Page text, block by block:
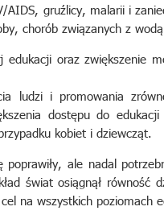
gruźlicy, malarii i
chorób związanych z
oraz zwiększenie
ludzi i promowania
dostępu do
kobiet i dziewcząt.
ale nadal
świat osiągnął równość
na wszystkich poziomach